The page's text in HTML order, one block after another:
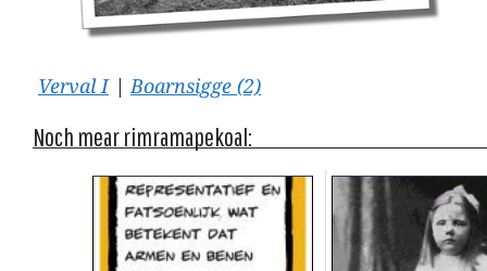
Verval I| Boarnsigge (2)
Noch mear rimramapekoal: